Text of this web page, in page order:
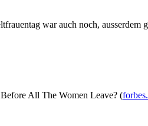
war auch noch, ausserdem
All The Women Leave? (